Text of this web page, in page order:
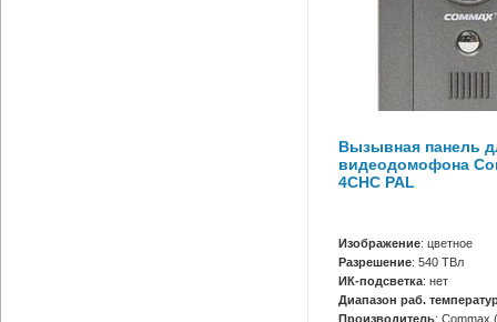
Вызывная панель
видеодомофона
4CHC PAL
Изображение: цветное
Разрешение: 540 ТВл
ИК-подсветка: нет
Диапазон раб.
Производитель: Сommax